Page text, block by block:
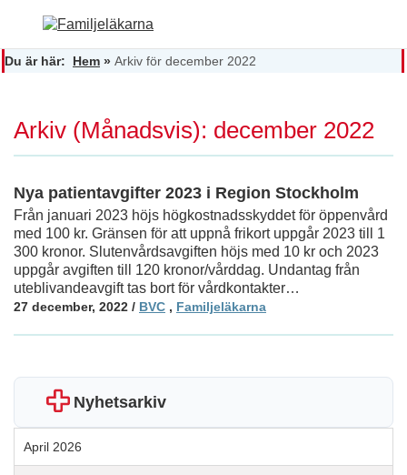
Du är här: Hem » Arkiv för december 2022
Arkiv (Månadsvis): december 2022
Nya patientavgifter 2023 i Region Stockholm
Från januari 2023 höjs högkostnadsskyddet för öppenvård
med 100 kr. Gränsen för att uppnå frikort uppgår 2023 till 1
300 kronor. Slutenvårdsavgiften höjs med 10 kr och 2023
uppgår avgiften till 120 kronor/vårddag. Undantag från
uteblivandeavgift tas bort för vårdkontakter…
27 december, 2022 / BVC , Familjeläkarna
Nyhetsarkiv
April 2026